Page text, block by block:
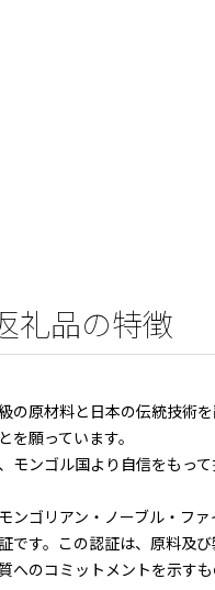
礼品の特徴
の原材料と日本の伝統技術
を願っています。
モンゴル国より自信をもっ
ンゴリアン・ノーブル・フ
です。この認証は、原料及
へのコミットメントを示す